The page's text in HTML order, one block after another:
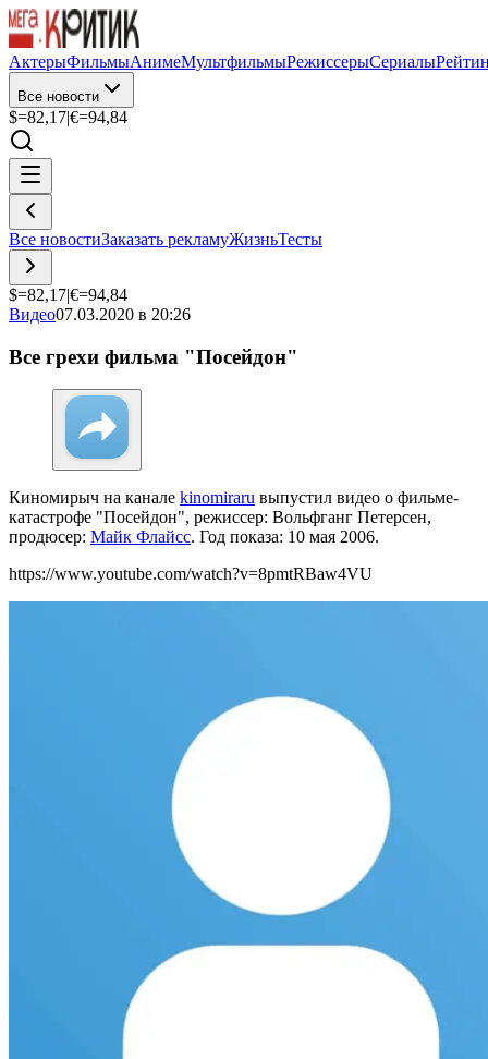
АктерыФильмыАнимеМультфильмыРежиссерыСериалы
Все новости
$=82,17|€=94,84
Все новостиЗаказать рекламуЖизньТесты
$=82,17|€=94,84
Видео07.03.2020 в 20:26
Все грехи фильма "Посейдон"
Киномирыч на канале kinomiraru выпустил видео о фильме-
катастрофе "Посейдон", режиссер: Вольфганг Петерсен,
продюсер: Майк Флайсс. Год показа: 10 мая 2006.
https://www.youtube.com/watch?v=8pmtRBaw4VU